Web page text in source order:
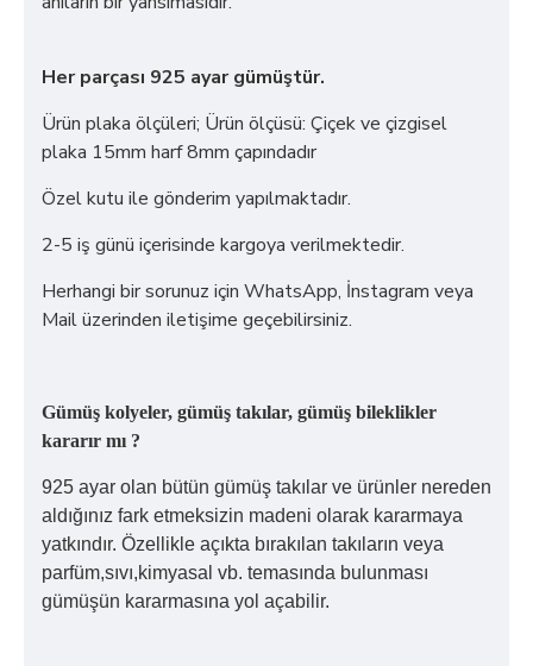
Her parçası 925 ayar gümüştür.
Ürün plaka ölçüleri; Ürün ölçüsü: Çiçek ve çizgisel
plaka 15mm harf 8mm çapındadır
Özel kutu ile gönderim yapılmaktadır.
2-5 iş günü içerisinde kargoya verilmektedir.
Herhangi bir sorunuz için WhatsApp, İnstagram veya
Mail üzerinden iletişime geçebilirsiniz.
Gümüş kolyeler, gümüş takılar, gümüş bileklikler
kararır mı ?
925 ayar olan bütün gümüş takılar ve ürünler nereden
aldığınız fark etmeksizin madeni olarak kararmaya
yatkındır. Özellikle açıkta bırakılan takıların veya
parfüm,sıvı,kimyasal vb. temasında bulunması
gümüşün kararmasına yol açabilir.